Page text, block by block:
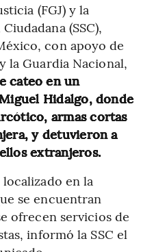
(FGJ) y la
(SSC),
con apoyo de
la Guardia Nacional,
cateo en un
Hidalgo, donde
armas cortas
y detuvieron a
extranjeros.
en la
se encuentran
ofrecen servicios de
informó la SSC el